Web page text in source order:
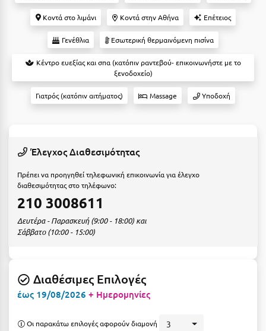
Γλυφάδα
Γρεβενά
Δ
Δελφοί
Ελάτη Αρκαδίας
Ελληνικό Αρκαδίας
Ελούντα Κρήτης
Εύβοια
Κοντά στο λιμάνι Κοντά στην Αθήνα Επέτειος
Γενέθλια Εσωτερική θερμαινόμενη πισίνα
Κέντρο ευεξίας και σπα (κατόπιν ραντεβού- επικοινωνήστε με το
ξενοδοχείο)
Γιατρός (κατόπιν αιτήματος) Massage Υποδοχή
Έλεγχος Διαθεσιμότητας
Πρέπει να προηγηθεί τηλεφωνική επικοινωνία για έλεγχο
διαθεσιμότητας στο τηλέφωνο:
210 3008611
Δευτέρα - Παρασκευή (9:00 - 18:00) και
Σάββατο (10:00 - 15:00)
Διαθέσιμες Επιλογές
έως 19/08/2026 + Ημερομηνίες
Οι παρακάτω επιλογές αφορούν διαμονή 3